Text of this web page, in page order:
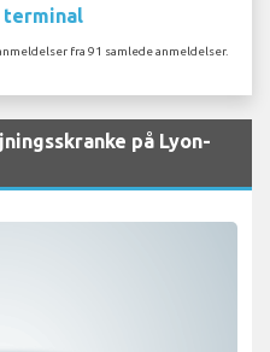
terminal
fra 91 samlede anmeldelser.
på Lyon-